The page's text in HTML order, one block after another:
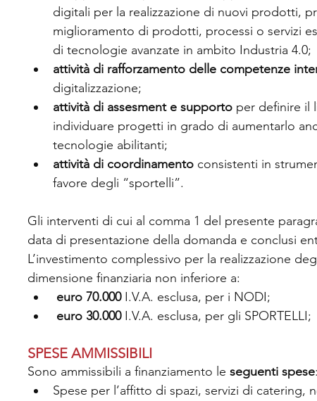
digitali per la realizzazione di nuovi prodotti,
miglioramento di prodotti, processi o servizi
di tecnologie avanzate in ambito Industria 4.0;
attività di rafforzamento delle competenze
digitalizzazione;
attività di assesment e supporto per definire il
individuare progetti in grado di aumentarlo
tecnologie abilitanti;
attività di coordinamento consistenti in
favore degli “sportelli”.
Gli interventi di cui al comma 1 del presente
data di presentazione della domanda e conclusi
L’investimento complessivo per la realizzazione
dimensione finanziaria non inferiore a:
euro 70.000 I.V.A. esclusa, per i NODI;
euro 30.000 I.V.A. esclusa, per gli SPORTELLI;
SPESE AMMISSIBILI
Sono ammissibili a finanziamento le seguenti spese:
Spese per l’affitto di spazi, servizi di catering,